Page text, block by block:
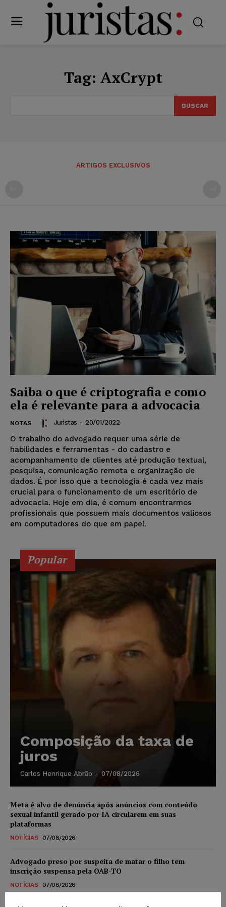
Tag: AxCrypt
BUSCAR
ARTIGOS EXCLUSIVOS
Saiba o que é criptografia e como
ela é relevante para a advocacia
NOTAS Juristas - 20/01/2022
O trabalho do advogado requer uma série de
habilidades e ferramentas - do cadastro e
acompanhamento de clientes até produção textual,
pesquisa, comunicação remota e organização de
dados. É por isso que a tecnologia é cada vez mais
crucial para o funcionamento de um escritório de
advocacia. Hoje em dia, é comum encontrarmos
profissionais que possuem mais documentos valiosos
em computadores do que em papel.
Popular
Composição da taxa de
juros
Carlos Henrique Abrão - 07/08/2026
Meta é alvo de denúncia após anúncios com conteúdo
sexual infantil gerado por IA circularem em suas
plataformas
NOTÍCIAS 07/08/2026
Advogado preso por suspeita de matar o filho tem
inscrição suspensa pela OAB-TO
NOTÍCIAS 07/08/2026